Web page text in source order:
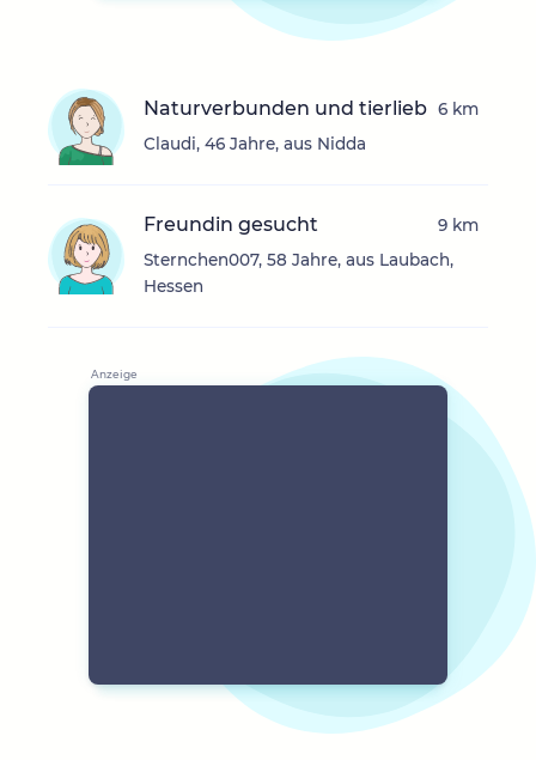
Naturverbunden und tierlieb
Claudi, 46 Jahre, aus Nidda
6 km
Freundin gesucht
Sternchen007, 58 Jahre, aus Laubach,
Hessen
9 km